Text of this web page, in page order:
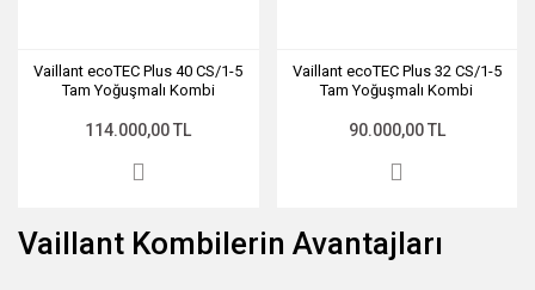
Vaillant ecoTEC Plus 40 CS/1-5
Tam Yoğuşmalı Kombi
114.000,00 TL
Vaillant ecoTEC Plus 32 CS/1-5
Tam Yoğuşmalı Kombi
90.000,00 TL
Vaillant Kombilerin Avantajları